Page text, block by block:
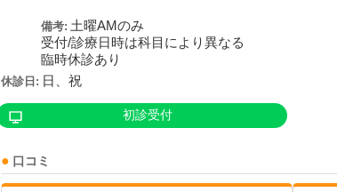
備考: 土曜AMのみ
受付/診療日時は科目により異なる
臨時休診あり
休診日: 日、祝
初診受付
口コミ